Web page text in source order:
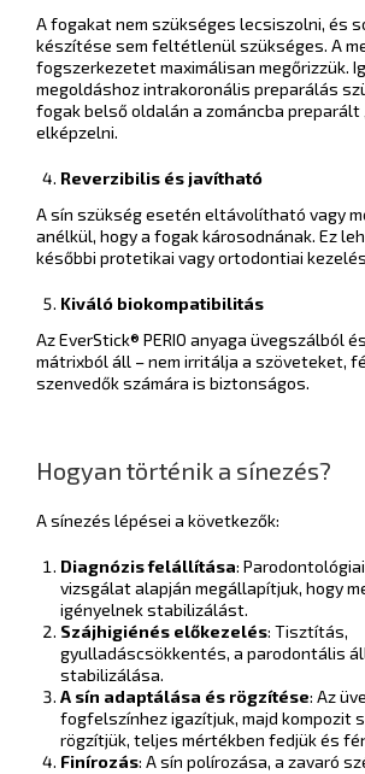
A fogakat nem szükséges lecsiszolni, és
készítése sem feltétlenül szükséges. A
fogszerkezetet maximálisan megőrizzük.
megoldáshoz intrakoronális preparálás
fogak belső oldalán a zománcba preparált
elképzelni.
Reverzibilis és javítható
A sín szükség esetén eltávolítható vagy
anélkül, hogy a fogak károsodnának. Ez
későbbi protetikai vagy ortodontiai
Kiváló biokompatibilitás
Az EverStick® PERIO anyaga üvegszálból
mátrixból áll – nem irritálja a szöveteket,
szenvedők számára is biztonságos.
Hogyan történik a sínezés?
A sínezés lépései a következők:
Diagnózis felállítása:
vizsgálat alapján megállapítjuk, hogy
igényelnek stabilizálást.
Szájhigiénés előkezelés: Tisztítás,
gyulladáscsökkentés, a parodontális
stabilizálása.
A sín adaptálása és rögzítése: Az
fogfelszínhez igazítjuk, majd kompozit
rögzítjük, teljes mértékben fedjük és
Finírozás: A sín polírozása, a zavaró